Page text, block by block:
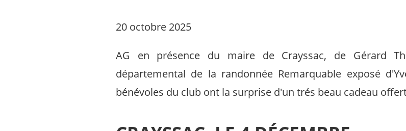
20 octobre 2025
AG en présence du maire de Crayssac, de Gérard
départemental de la randonnée Remarquable exposé
bénévoles du club ont la surprise d'un trés beau cadeau